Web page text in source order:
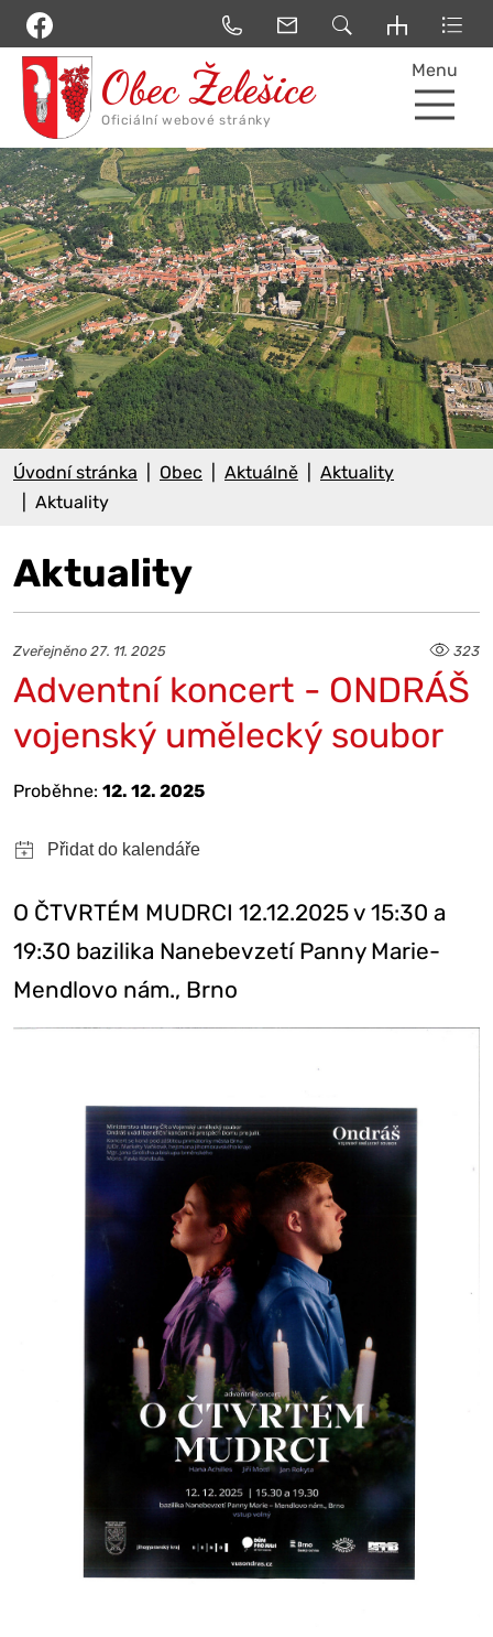
Menu
Úvodní stránka Obec Aktuálně
Aktuality
Aktuality
Aktuality
Zveřejněno 27. 11. 2025 323
Adventní koncert - ONDRÁŠ
vojenský umělecký soubor
Proběhne: 12. 12. 2025
O ČTVRTÉM MUDRCI 12.12.2025 v 15:30 a
19:30 bazilika Nanebevzetí Panny Marie-
Mendlovo nám., Brno